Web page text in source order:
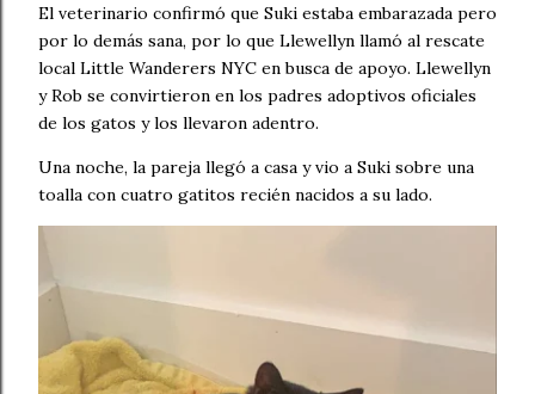
El veterinario confirmó que Suki estaba embarazada pero
por lo demás sana, por lo que Llewellyn llamó al rescate
local Little Wanderers NYC en busca de apoyo. Llewellyn
y Rob se convirtieron en los padres adoptivos oficiales
de los gatos y los llevaron adentro.
Una noche, la pareja llegó a casa y vio a Suki sobre una
toalla con cuatro gatitos recién nacidos a su lado.